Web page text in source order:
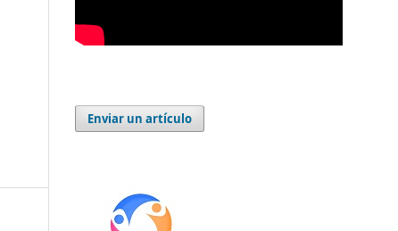
Enviar un artículo